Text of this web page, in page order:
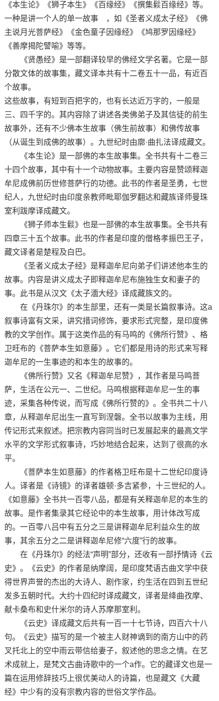
《本生论》《狮子本生》《百缘经》《撰集鬏百缘经》等。
一种是讲一个人的单一故事 ，如《圣者义成太子经》《佛
主说月光菩萨经》《金色童子因缘经》《鸠那罗因缘经》
《善摩揭陀譬喻》等等。
《贤愚经》是一部翻译较早的佛经文学名著。它是一部
分散文体的故事集，藏文译本共有十二卷五十一品，有近百
个故事。
这些故事，有短到百把字的，也有长达近万字的，一般是
三、四千字的。其内容除了讲述各类佛弟子及其信徒的前生
故事外，还有不少佛本生故事（佛生前故事）和佛传故事
（从诞生到成佛的故事）。九世纪时由廓·曲扎法译成藏文。
《本生论》是一部佛的本生故事集。全书共有十二卷三
十四个故事，其中有十一个动物故事。主要内容是赞颂释迦
牟尼成佛前历世修菩萨行的功德。此书的作者是圣勇，七世
纪人，九世纪时由印度亲教师毗耶伽罗翻达和藏族译师曼珠
室利跋摩译成藏文。
《狮子师本生鬏》也是一部佛的本生故事集。全书共有
四章三十五个故事。此书的作者是印度的僧格孝振巴王子，
藏文译者是楚程及白巴。
《圣者义成太子经》是释迦牟尼向弟子们讲述他本生的
故事。内容是讲义成太子即释迦牟尼布施独生女和妻子的
事。此书是从汉文《太子湎大经》译成藏族文的。
在《丹珠尔》的本生部里，还有一类是长篇叙事诗。这a
叙事诗富有文采，讲究措词修饰，要求形式完整，是印度佛
教的文学创作。属于这类作品的有马鸣的《佛所行赞》、格
卫旺布的《菩萨本生如意藤》。它们都是用诗的形式来写释
迦牟尼的一生事迹的和本生的故事的。
《佛所行赞》又名《释迦牟尼赞》，其作者是马鸣菩
萨，生活在公元一、二世纪。马鸣根据释迦牟尼一生的事
迹，采集各种传说，而写成《佛所行赞的》。全书共二十八
章，从释迦牟尼出生一直写到涅磐。全书以故事为主线，用
传记形式来叙述。把宗教内容同当时已发展起来的最高文学
水平的文学形式叙事诗，巧妙地结合起来，达到了很高的水
平。
《菩萨本生如意藤》的作者格卫旺布是十二世纪印度诗
人。译者是《诗镜》的译者雄顿·多吉紧参，十三世纪的人。
《如意藤》全书共一百零八品，都是有关释迦牟尼的本生的
故事。是作者集录其它经论中的本生故事，用计体改写成
的。一百零八吕中有五分之三是讲释迦牟尼利益众生的故
事，其余五分之二是讲释迦牟尼修“六度”行的故事。
在《丹珠尔》的经法“声明”部分，还收有一部抒情诗《云
史》。《云史》的作者是纳摩阔，是印度梵语古曲文学中获
得世界声誉的杰出的大诗人、剧作家，约生活在四到五世纪
发多五朝时代。大约十四纪时译成藏文，译者是绛曲孜摩、
献卡桑布和史什米尔的诗人苏摩那室利。
《云史》译成藏文后共有一百一十七节诗，四百六十八
句。《云史》描写的是一个被主人财神谪到的南方山中的药
叉托北上的空中雨云带信给妻子，叙述他的思念之情。在艺
术成就上，是梵文古曲诗歌中的一个a作。它的藏译文也是一
篇在运用修辞技巧上很优美动人的诗篇，也是藏文《大藏
经》中少有的没有宗教内容的世俗文学作品。